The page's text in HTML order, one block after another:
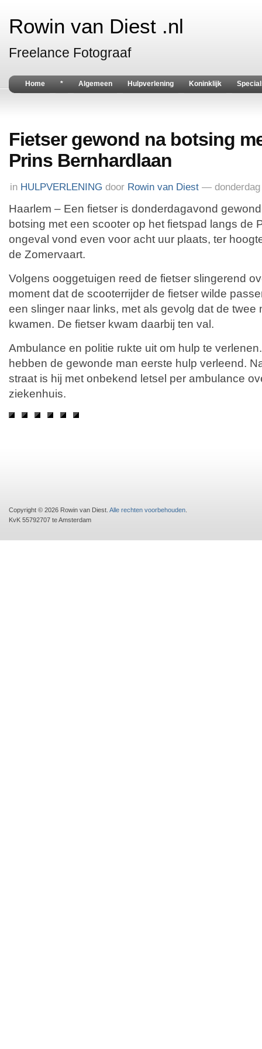
Rowin van Diest .nl
Freelance Fotograaf
Home * Algemeen Hulpverlening Koninklijk
Fietser gewond na botsing
Prins Bernhardlaan
in HULPVERLENING door Rowin van Diest — donderdag
Haarlem – Een fietser is donderdagavond
botsing met een scooter op het fietspad langs de
ongeval vond even voor acht uur plaats, ter
de Zomervaart.
Volgens ooggetuigen reed de fietser slingerend
moment dat de scooterrijder de fietser wilde
een slinger naar links, met als gevolg dat de twee
kwamen. De fietser kwam daarbij ten val.
Ambulance en politie rukte uit om hulp te
hebben de gewonde man eerste hulp verleend.
straat is hij met onbekend letsel per ambulance
ziekenhuis.
Copyright © 2026 Rowin van Diest. Alle rechten voorbehouden
KvK 55792707 te Amsterdam